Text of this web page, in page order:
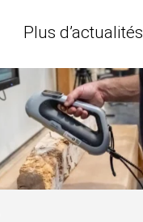
Plus d’actualités